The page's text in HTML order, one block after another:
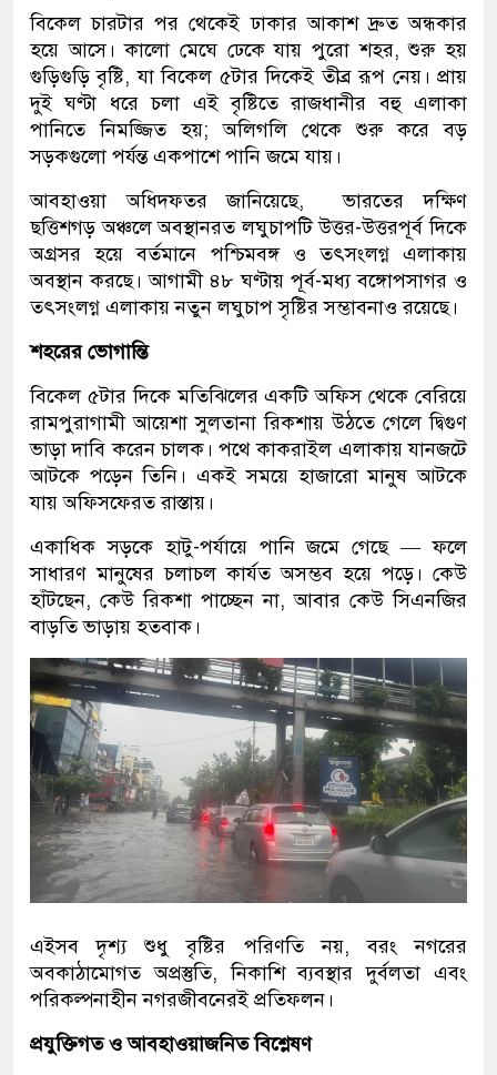
বিকেল চারটার পর থেকেই ঢাকার আকাশ দ্রুত অন্ধকার
হয়ে আসে। কালো মেঘে ঢেকে যায় পুরো শহর, শুরু হয়
গুড়িগুড়ি বৃষ্টি, যা বিকেল ৫টার দিকেই তীব্র রূপ নেয়। প্রায়
দুই ঘণ্টা ধরে চলা এই বৃষ্টিতে রাজধানীর বহু এলাকা
পানিতে নিমজ্জিত হয়; অলিগলি থেকে শুরু করে বড়
সড়কগুলো পর্যন্ত একপাশে পানি জমে যায়।
আবহাওয়া অধিদফতর জানিয়েছে, ভারতের দক্ষিণ
ছত্তিশগড় অঞ্চলে অবস্থানরত লঘুচাপটি উত্তর-উত্তরপূর্ব দিকে
অগ্রসর হয়ে বর্তমানে পশ্চিমবঙ্গ ও তৎসংলগ্ন এলাকায়
অবস্থান করছে। আগামী ৪৮ ঘণ্টায় পূর্ব-মধ্য বঙ্গোপসাগর ও
তৎসংলগ্ন এলাকায় নতুন লঘুচাপ সৃষ্টির সম্ভাবনাও রয়েছে।
শহরের ভোগান্তি
বিকেল ৫টার দিকে মতিঝিলের একটি অফিস থেকে বেরিয়ে
রামপুরাগামী আয়েশা সুলতানা রিকশায় উঠতে গেলে দ্বিগুণ
ভাড়া দাবি করেন চালক। পথে কাকরাইল এলাকায় যানজটে
আটকে পড়েন তিনি। একই সময়ে হাজারো মানুষ আটকে
যায় অফিসফেরত রাস্তায়।
একাধিক সড়কে হাটু-পর্যায়ে পানি জমে গেছে — ফলে
সাধারণ মানুষের চলাচল কার্যত অসম্ভব হয়ে পড়ে। কেউ
হাঁটছেন, কেউ রিকশা পাচ্ছেন না, আবার কেউ সিএনজির
বাড়তি ভাড়ায় হতবাক।
এইসব দৃশ্য শুধু বৃষ্টির পরিণতি নয়, বরং নগরের
অবকাঠামোগত অপ্রস্তুতি, নিকাশি ব্যবস্থার দুর্বলতা এবং
পরিকল্পনাহীন নগরজীবনেরই প্রতিফলন।
প্রযুক্তিগত ও আবহাওয়াজনিত বিশ্লেষণ